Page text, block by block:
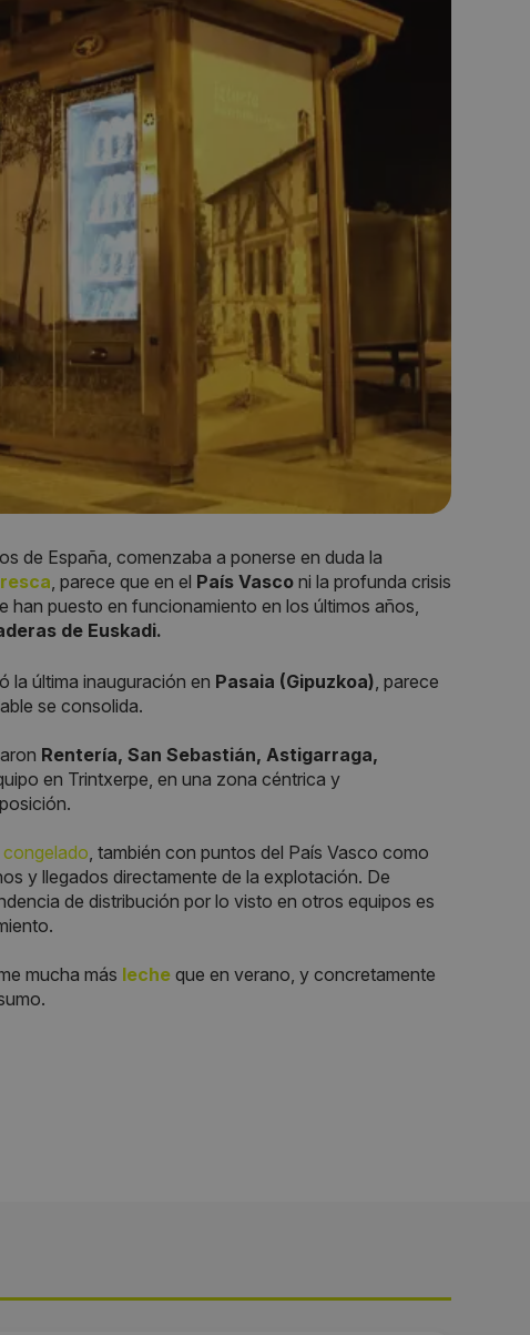
de España, comenzaba a ponerse en duda la
, parece que en el País Vasco ni la profunda crisis
puesto en funcionamiento en los últimos años,
de Euskadi.
la última inauguración en Pasaia (Gipuzkoa) , parece
se consolida.
Rentería, San Sebastián, Astigarraga,
en Trintxerpe, en una zona céntrica y
, también con puntos del País Vasco como
y llegados directamente de la explotación. De
de distribución por lo visto en otros equipos es
mucha más leche que en verano, y concretamente